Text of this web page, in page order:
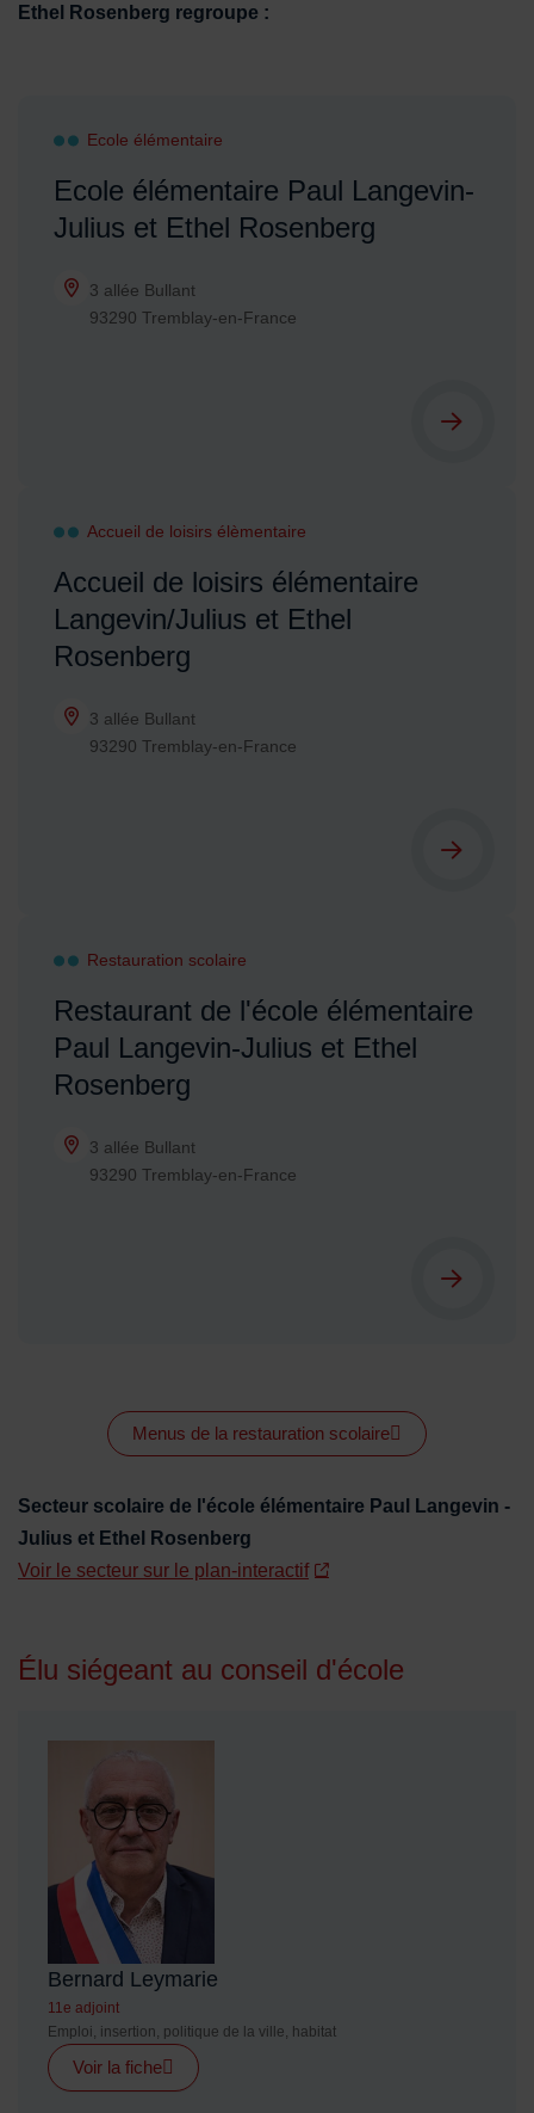
Ethel Rosenberg regroupe :
Ecole élémentaire
Ecole élémentaire Paul Langevin-
Julius et Ethel Rosenberg
3 allée Bullant
93290 Tremblay-en-France
Accueil de loisirs élèmentaire
Accueil de loisirs élémentaire
Langevin/Julius et Ethel
Rosenberg
3 allée Bullant
93290 Tremblay-en-France
Restauration scolaire
Restaurant de l'école élémentaire
Paul Langevin-Julius et Ethel
Rosenberg
3 allée Bullant
93290 Tremblay-en-France
Menus de la restauration scolaire
Secteur scolaire de l'école élémentaire Paul Langevin -
Julius et Ethel Rosenberg
Voir le secteur sur le plan-interactif
Élu siégeant au conseil d'école
Bernard Leymarie
11e adjoint
Emploi, insertion, politique de la ville, habitat
Voir la fiche